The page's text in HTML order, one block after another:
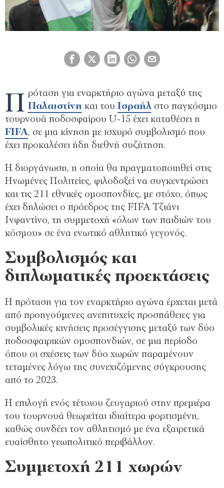
Π ρόταση για εναρκτήριο αγώνα μεταξύ της
Παλαιστίνη και του Ισραήλστο παγκόσμιο
τουρνουά ποδοσφαίρου U-15 έχει καταθέσει η
FIFA, σε μια κίνηση με ισχυρό συμβολισμό που
έχει προκαλέσει ήδη διεθνή συζήτηση.
Η διοργάνωση, η οποία θα πραγματοποιηθεί στις
Ηνωμένες Πολιτείες, φιλοδοξεί να συγκεντρώσει
και τις 211 εθνικές ομοσπονδίες, με στόχο, όπως
έχει δηλώσει ο πρόεδρος της FIFA Τζιάνι
Ινφαντίνο, τη συμμετοχή «όλων των παιδιών του
κόσμου» σε ένα ενωτικό αθλητικό γεγονός.
Συμβολισμός και
διπλωματικές προεκτάσεις
Η πρόταση για τον εναρκτήριο αγώνα έρχεται μετά
από προηγούμενες ανεπιτυχείς προσπάθειες για
συμβολικές κινήσεις προσέγγισης μεταξύ των δύο
ποδοσφαιρικών ομοσπονδιών, σε μια περίοδο
όπου οι σχέσεις των δύο χωρών παραμένουν
τεταμένες λόγω της συνεχιζόμενης σύγκρουσης
από το 2023.
Η επιλογή ενός τέτοιου ζευγαριού στην πρεμιέρα
του τουρνουά θεωρείται ιδιαίτερα φορτισμένη,
καθώς συνδέει τον αθλητισμό με ένα εξαιρετικά
ευαίσθητο γεωπολιτικό περιβάλλον.
Συμμετοχή 211 χωρών